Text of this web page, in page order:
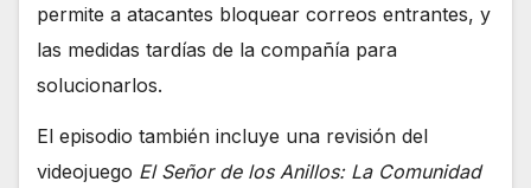
permite a atacantes bloquear correos entrantes, y
las medidas tardías de la compañía para
solucionarlos.
El episodio también incluye una revisión del
videojuego El Señor de los Anillos: La Comunidad